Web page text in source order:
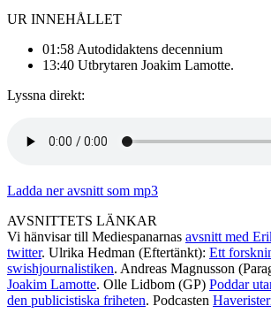
UR INNEHÅLLET
01:58 Autodidaktens decennium
13:40 Utbrytaren Joakim Lamotte.
Lyssna direkt:
Ladda ner avsnitt som mp3
AVSNITTETS LÄNKAR
Vi hänvisar till Mediespanarnas avsnitt med
twitter. Ulrika Hedman (Eftertänkt): Ett
swishjournalistiken. Andreas Magnusson
Joakim Lamotte. Olle Lidbom (GP) Poddar
den publicistiska friheten. Podcasten